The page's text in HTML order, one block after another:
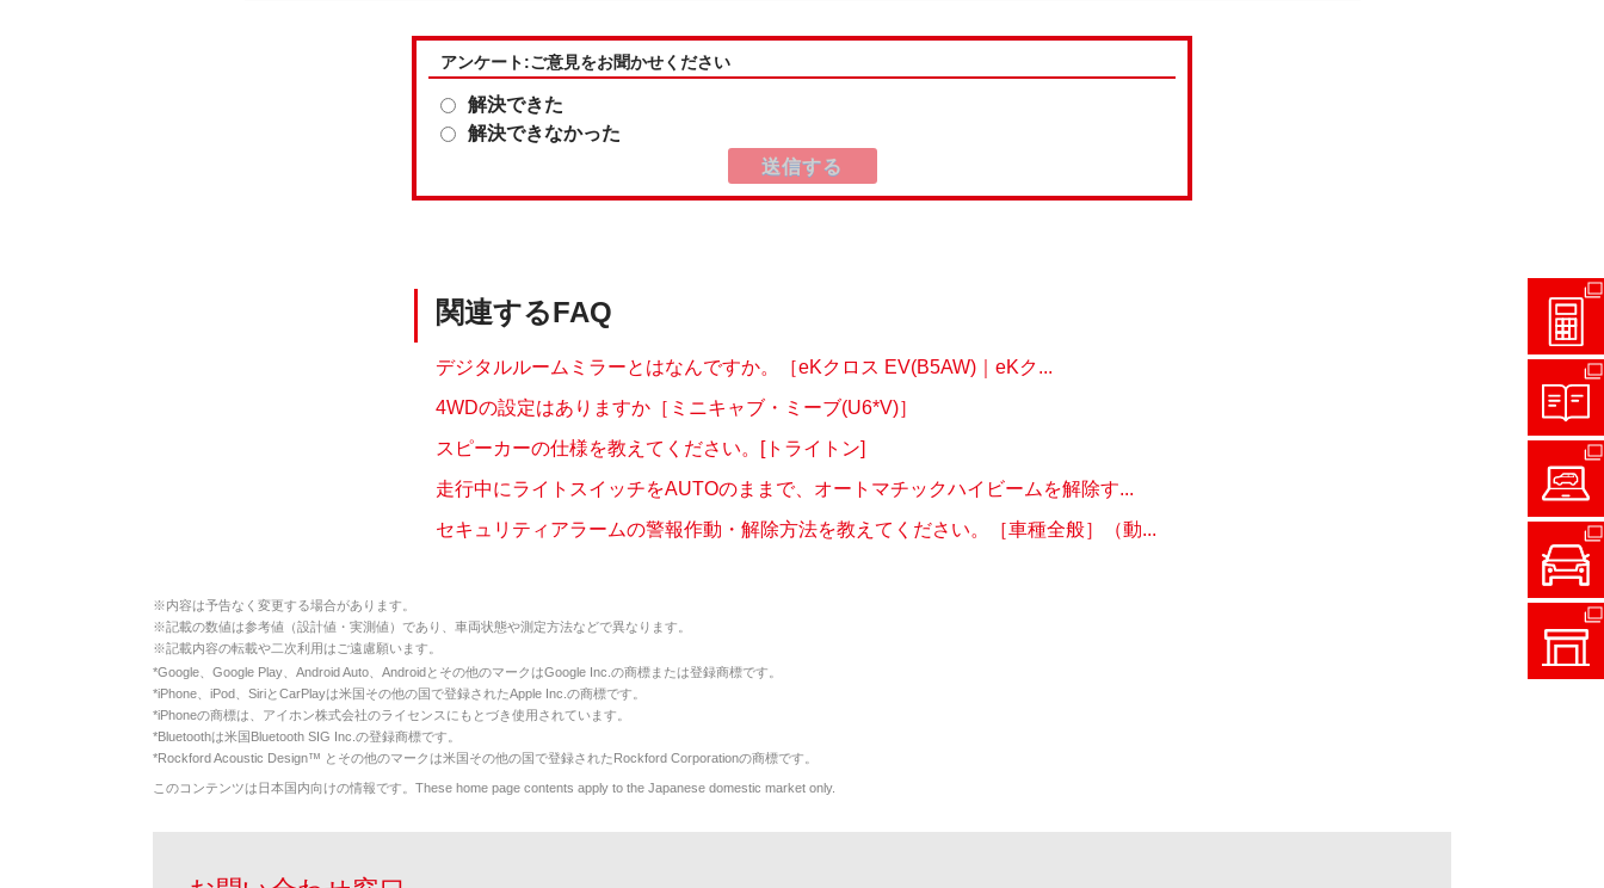
アンケート:ご意見をお聞かせください
解決できた
解決できなかった
関連するFAQ
デジタルルームミラーとはなんですか。［eKクロス EV(B5AW)｜eKク...
4WDの設定はありますか［ミニキャブ・ミーブ(U6*V)］
スピーカーの仕様を教えてください。[トライトン]
走行中にライトスイッチをAUTOのままで、オートマチックハイビームを解除す...
セキュリティアラームの警報作動・解除方法を教えてください。［車種全般］（動...
※内容は予告なく変更する場合があります。
※記載の数値は参考値（設計値・実測値）であり、車両状態や測定方法などで異なります。
※記載内容の転載や二次利用はご遠慮願います。
*Google、Google Play、Android Auto、Androidとその他のマークはGoogle Inc.の商標または登録商標です。
*iPhone、iPod、SiriとCarPlayは米国その他の国で登録されたApple Inc.の商標です。
*iPhoneの商標は、アイホン株式会社のライセンスにもとづき使用されています。
*Bluetoothは米国Bluetooth SIG Inc.の登録商標です。
*Rockford Acoustic Design™ とその他のマークは米国その他の国で登録されたRockford Corporationの商標です。
このコンテンツは日本国内向けの情報です。These home page contents apply to the Japanese domestic market only.